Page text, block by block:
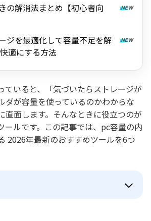
の解消法まとめ【初心者向
ジを最適化して容量不足を解
適にする方法
ていると、「気づいたらストレージが
ダが容量を使っているのかわからな
直面します。そんなときに役立つのが
ールです。この記事では、pc容量の内
2026年最新のおすすめツールを6つ